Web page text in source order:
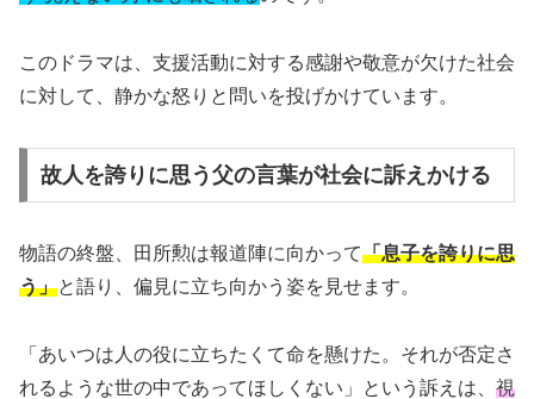
このドラマは、支援活動に対する感謝や敬意が欠けた社会
に対して、静かな怒りと問いを投げかけています。
故人を誇りに思う父の言葉が社会に訴えかける
物語の終盤、田所勲は報道陣に向かって「息子を誇りに思
う」と語り、偏見に立ち向かう姿を見せます。
「あいつは人の役に立ちたくて命を懸けた。それが否定さ
れるような世の中であってほしくない」という訴えは、 視